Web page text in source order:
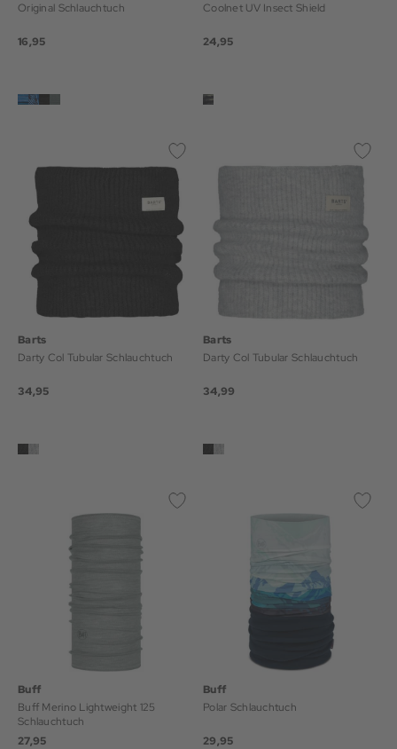
Original Schlauchtuch
16,95
Coolnet UV Insect Shield
24,95
Barts
Darty Col Tubular Schlauchtuch
34,95
Barts
Darty Col Tubular Schlauchtuch
34,99
Buff
Buff Merino Lightweight 125
Schlauchtuch
27,95
Buff
Polar Schlauchtuch
29,95